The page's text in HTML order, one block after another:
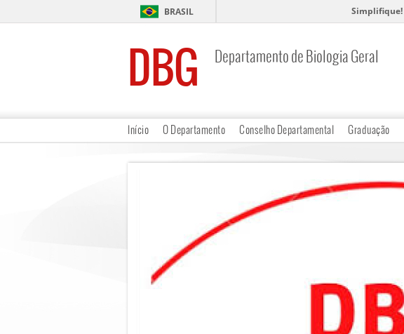
BRASIL Simplifique!
DBG Departamento de Biologia Geral
Início O Departamento Conselho Departamental Graduação